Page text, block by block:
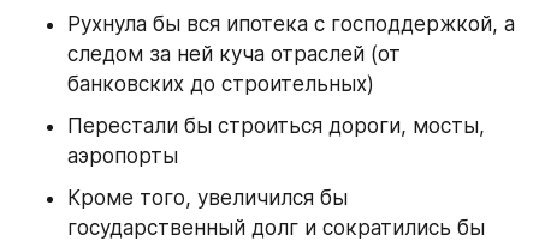
Рухнула бы вся ипотека с господдержкой, а
следом за ней куча отраслей (от
банковских до строительных)
Перестали бы строиться дороги, мосты,
аэропорты
Кроме того, увеличился бы
государственный долг и сократились бы